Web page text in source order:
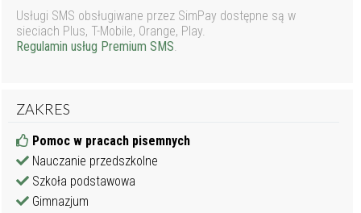
Usługi SMS obsługiwane przez SimPay dostępne są w
sieciach Plus, T-Mobile, Orange, Play.
Regulamin usług Premium SMS.
ZAKRES
Pomoc w pracach pisemnych
Nauczanie przedszkolne
Szkoła podstawowa
Gimnazjum